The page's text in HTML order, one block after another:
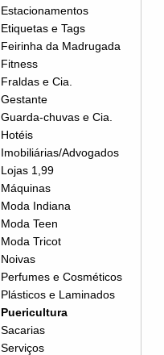
Estacionamentos
Etiquetas e Tags
Feirinha da Madrugada
Fitness
Fraldas e Cia.
Gestante
Guarda-chuvas e Cia.
Hotéis
Imobiliárias/Advogados
Lojas 1,99
Máquinas
Moda Indiana
Moda Teen
Moda Tricot
Noivas
Perfumes e Cosméticos
Plásticos e Laminados
Puericultura
Sacarias
Serviços